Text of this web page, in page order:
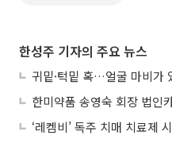
한성주 기자의 주요 뉴스
귀밑·턱밑 혹…얼굴 마비가
‘레켐비’ 독주 치매 치료제